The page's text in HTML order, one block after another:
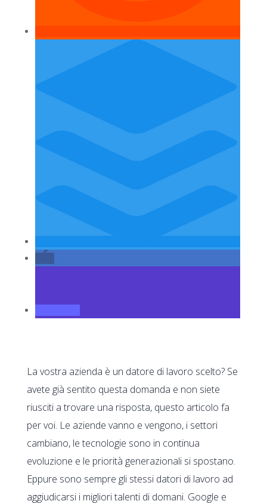
La vostra azienda è un datore di lavoro scelto? Se
avete già sentito questa domanda e non siete
riusciti a trovare una risposta, questo articolo fa
per voi. Le aziende vanno e vengono, i settori
cambiano, le tecnologie sono in continua
evoluzione e le priorità generazionali si spostano.
Eppure sono sempre gli stessi datori di lavoro ad
aggiudicarsi i migliori talenti di domani. Google e